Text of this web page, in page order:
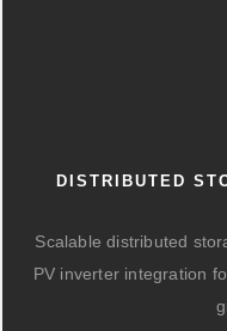
DISTRIBUTED
Scalable distributed
PV inverter integration